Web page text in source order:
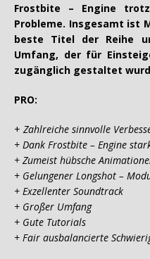
Frostbite – Engine
Probleme. Insgesamt ist
beste Titel der Reihe
Umfang, der für
zugänglich gestaltet
PRO:
+ Zahlreiche sinnvolle
+ Dank Frostbite – Engine
+ Zumeist hübsche
+ Gelungener Longshot –
+ Exzellenter Soundtrack
+ Großer Umfang
+ Gute Tutorials
+ Fair ausbalancierte